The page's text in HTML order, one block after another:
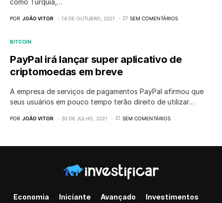
como Turquia,…
POR JOÃO VITOR 14 DE OUTUBRO, 2021 SEM COMENTÁRIOS
BITCOIN
PayPal irá lançar super aplicativo de
criptomoedas em breve
A empresa de serviços de pagamentos PayPal afirmou que
seus usuários em pouco tempo terão direito de utilizar…
POR JOÃO VITOR 30 DE JULHO, 2021 SEM COMENTÁRIOS
Economia Iniciante Avançado Investimentos